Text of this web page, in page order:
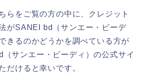
らをご覧の方の中に、クレジット
がSANEI bd（サンエー・ビーデ
きるのかどうかを調べている方が
サンエー・ビーディ）の公式サイ
だけると幸いです。